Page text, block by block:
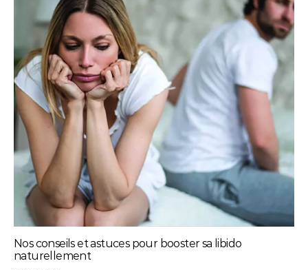
Nos conseils et astuces pour booster sa libido
naturellement